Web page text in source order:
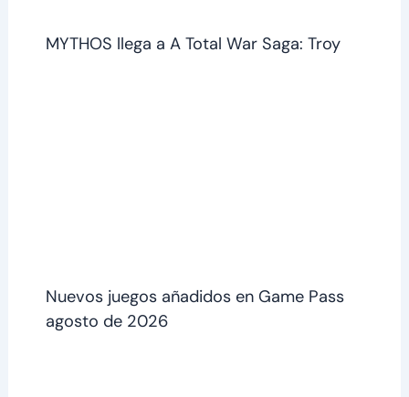
MYTHOS llega a A Total War Saga: Troy
Nuevos juegos añadidos en Game Pass
agosto de 2026